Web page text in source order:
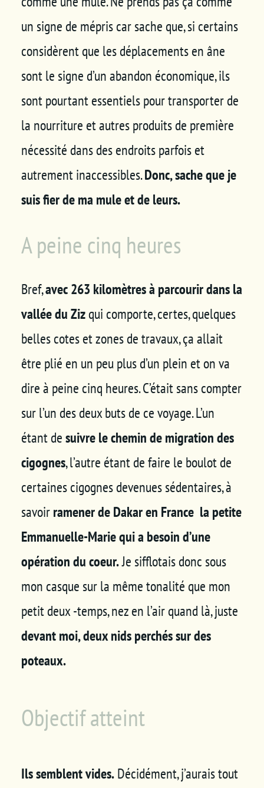
un signe de mépris car sache que, si certains
considèrent que les déplacements en âne
sont le signe d’un abandon économique, ils
sont pourtant essentiels pour transporter de
la nourriture et autres produits de première
nécessité dans des endroits parfois et
autrement inaccessibles.Donc, sache que je
suis fier de ma mule et de leurs.
A peine cinq heures
Bref,avec 263 kilomètres à parcourir dans la
vallée du Zizqui comporte, certes, quelques
belles cotes et zones de travaux, ça allait
être plié en un peu plus d’un plein et on va
dire à peine cinq heures. C’était sans compter
sur l’un des deux buts de ce voyage. L’un
étant desuivre le chemin de migration des
cigognes, l’autre étant de faire le boulot de
certaines cigognes devenues sédentaires, à
savoirramener de Dakar en France la petite
Emmanuelle-Mariequi a besoin d’une
opération du coeur.Je sifflotais donc sous
mon casque sur la même tonalité que mon
petit deux -temps, nez en l’air quand là, juste
devant moi, deux nids perchés sur des
poteaux.
Objectif atteint
Ils semblent vides.Décidément, j’aurais tout